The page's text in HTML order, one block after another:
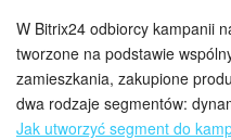
W Bitrix24 odbiorcy kampanii
tworzone na podstawie
zamieszkania, zakupione
dwa rodzaje segmentów:
Jak utworzyć segment do